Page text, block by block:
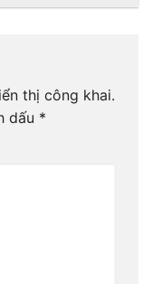
thị công khai.
dấu *